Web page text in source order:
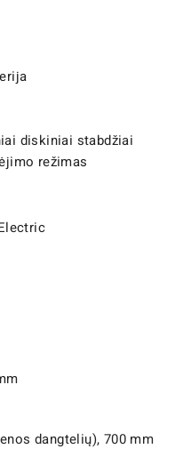
diskiniai stabdžiai
režimas
dangtelių), 700 mm